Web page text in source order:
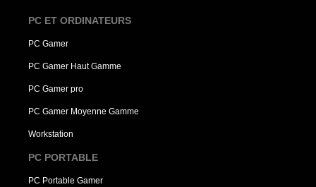
PC ET ORDINATEURS
PC Gamer
PC Gamer Haut Gamme
PC Gamer pro
PC Gamer Moyenne Gamme
Workstation
PC PORTABLE
PC Portable Gamer